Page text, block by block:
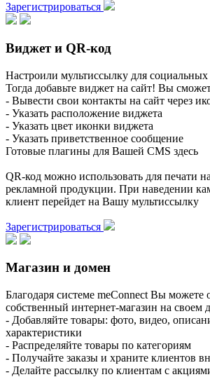
Зарегистрироваться
Виджет и QR-код
Настроили мультиссылку для социальных
Тогда добавьте виджет на сайт! Вы
- Вывести свои контакты на сайт через
- Указать расположение виджета
- Указать цвет иконки виджета
- Указать приветственное сообщение
Готовые плагины для Вашей CMS здесь
QR-код можно использовать для печати
рекламной продукции. При наведении
клиент перейдет на Вашу мультиссылку
Зарегистрироваться
Магазин и домен
Благодаря системе meConnect Вы можете
собственный интернет-магазин на своем
- Добавляйте товары: фото, видео,
характеристики
- Распределяйте товары по категориям
- Получайте заказы и храните клиентов
- Делайте рассылку по клиентам с